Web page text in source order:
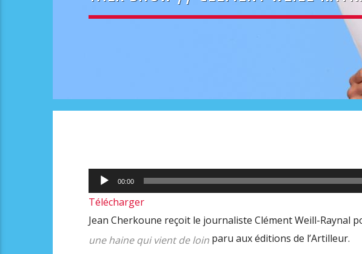
Lecteur
audio
00:00
Télécharger
Jean Cherkoune reçoit le journaliste Clément Weill-Raynal
une haine qui vient de loin paru aux éditions de l’Artilleur.